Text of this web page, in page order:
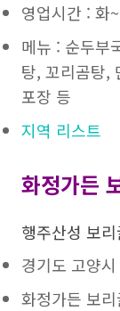
영업시간 : 화
메뉴 : 순두부
탕, 꼬리곰탕,
포장 등
지역 리스트
화정가든
행주산성 보
경기도 고양
화정가든 보